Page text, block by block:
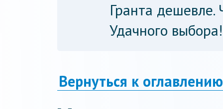
Гранта
Удачного выбора!
Вернуться к оглавлению